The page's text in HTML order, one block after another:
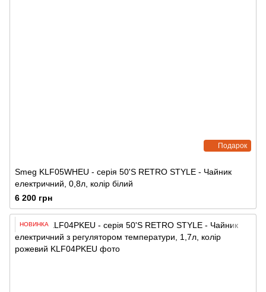
Подарок
Smeg KLF05WHEU - серія 50'S RETRO STYLE - Чайник
електричний, 0,8л, колір білий
6 200 грн
НОВИНКА